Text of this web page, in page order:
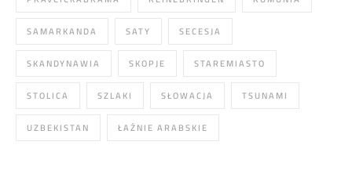
SAMARKANDA SATY SECESJA
SKANDYNAWIA SKOPJE STAREMIASTO
STOLICA SZLAKI SŁOWACJA TSUNAMI
UZBEKISTAN ŁAŹNIE ARABSKIE